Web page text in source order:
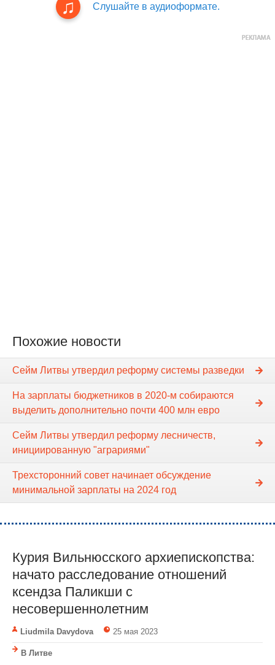
Слушайте в аудиоформате.
Похожие новости
Сейм Литвы утвердил реформу системы разведки
На зарплаты бюджетников в 2020-м собираются
выделить дополнительно почти 400 млн евро
Сейм Литвы утвердил реформу лесничеств,
инициированную "аграриями"
Трехсторонний совет начинает обсуждение
минимальной зарплаты на 2024 год
Курия Вильнюсского архиепископства:
начато расследование отношений
ксендза Паликши с
несовершеннолетним
Liudmila Davydova 25 мая 2023
В Литве